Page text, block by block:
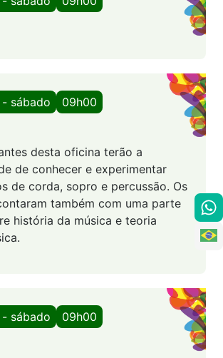
sábado 09h00
desta oficina terão a
de conhecer e experimentar
de corda, sopro e percussão. Os
também com uma parte
história da música e teoria
sábado 09h00